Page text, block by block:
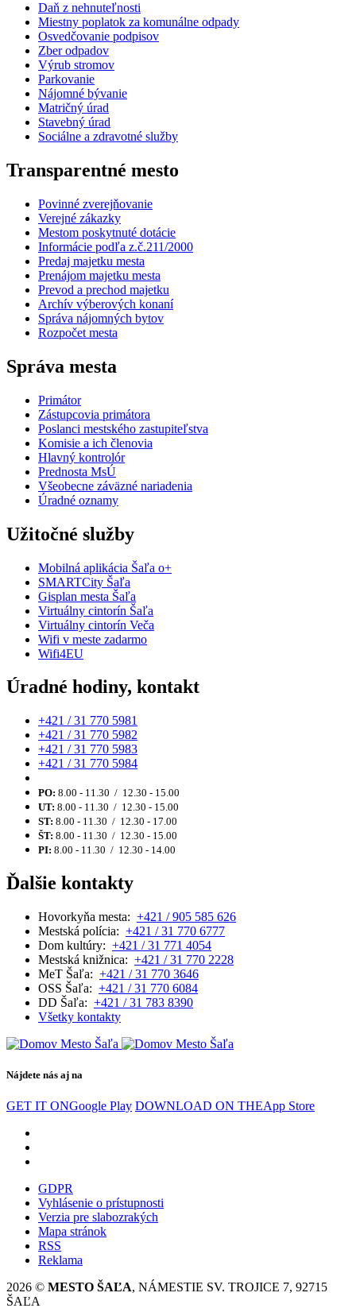
Daň z nehnuteľnosti
Miestny poplatok za komunálne odpady
Osvedčovanie podpisov
Zber odpadov
Výrub stromov
Parkovanie
Nájomné bývanie
Matričný úrad
Stavebný úrad
Sociálne a zdravotné služby
Transparentné mesto
Povinné zverejňovanie
Verejné zákazky
Mestom poskytnuté dotácie
Informácie podľa z.č.211/2000
Predaj majetku mesta
Prenájom majetku mesta
Prevod a prechod majetku
Archív výberových konaní
Správa nájomných bytov
Rozpočet mesta
Správa mesta
Primátor
Zástupcovia primátora
Poslanci mestského zastupiteľstva
Komisie a ich členovia
Hlavný kontrolór
Prednosta MsÚ
Všeobecne záväzné nariadenia
Úradné oznamy
Užitočné služby
Mobilná aplikácia Šaľa o+
SMARTCity Šaľa
Gisplan mesta Šaľa
Virtuálny cintorín Šaľa
Virtuálny cintorín Veča
Wifi v meste zadarmo
Wifi4EU
Úradné hodiny, kontakt
+421 / 31 770 5981
+421 / 31 770 5982
+421 / 31 770 5983
+421 / 31 770 5984
PO: 8.00 - 11.30 / 12.30 - 15.00
UT: 8.00 - 11.30 / 12.30 - 15.00
ST: 8.00 - 11.30 / 12.30 - 17.00
ŠT: 8.00 - 11.30 / 12.30 - 15.00
PI: 8.00 - 11.30 / 12.30 - 14.00
Ďalšie kontakty
Hovorkyňa mesta: +421 / 905 585 626
Mestská polícia: +421 / 31 770 6777
Dom kultúry: +421 / 31 771 4054
Mestská knižnica: +421 / 31 770 2228
MeT Šaľa: +421 / 31 770 3646
OSS Šaľa: +421 / 31 770 6084
DD Šaľa: +421 / 31 783 8390
Všetky kontakty
Nájdete nás aj na
GET IT ONGoogle Play DOWNLOAD ON THEApp Store
GDPR
Vyhlásenie o prístupnosti
Verzia pre slabozrakých
Mapa stránok
RSS
Reklama
2026 © MESTO ŠAĽA, NÁMESTIE SV. TROJICE 7, 92715
ŠAĽA